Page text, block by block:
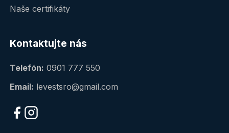
Naše certifikáty
Kontaktujte nás
Telefón: 0901 777 550
Email: levestsro@gmail.com